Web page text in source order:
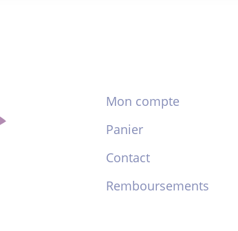
Mon compte
Panier
Contact
Remboursements